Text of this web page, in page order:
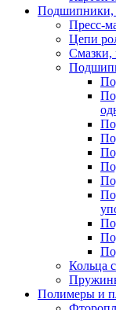
Подшипники,
Пресс-
Цепи
Смазки,
Кольца
Полимеры и